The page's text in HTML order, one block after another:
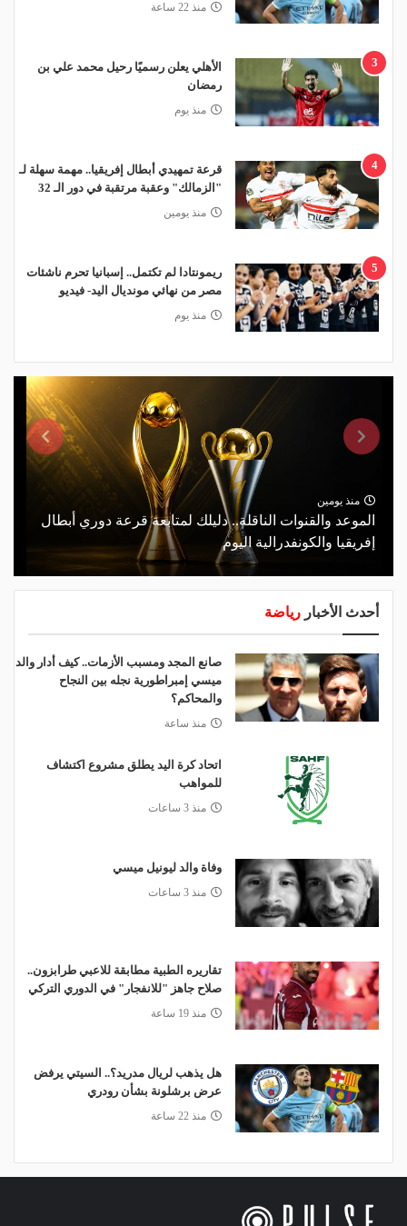
منذ 22 ساعة
3
الأهلي يعلن رسميًا رحيل محمد علي بن
رمضان
منذ يوم
4
قرعة تمهيدي أبطال إفريقيا.. مهمة سهلة لـ
"الزمالك" وعقبة مرتقبة في دور الـ 32
منذ يومين
5
ريمونتادا لم تكتمل.. إسبانيا تحرم ناشئات
مصر من نهائي مونديال اليد- فيديو
منذ يوم
منذ يومين
الموعد والقنوات الناقلة.. دليلك لمتابعة قرعة دوري أبطال
إفريقيا والكونفدرالية اليوم
أحدث الأخبار رياضة
صانع المجد ومسبب الأزمات.. كيف أدار والد
ميسي إمبراطورية نجله بين النجاح
والمحاكم؟
منذ ساعة
اتحاد كرة اليد يطلق مشروع اكتشاف
للمواهب
منذ 3 ساعات
وفاة والد ليونيل ميسي
منذ 3 ساعات
تقاريره الطبية مطابقة للاعبي طرابزون..
صلاح جاهز "للانفجار" في الدوري التركي
منذ 19 ساعة
هل يذهب لريال مدريد؟.. السيتي يرفض
عرض برشلونة بشأن رودري
منذ 22 ساعة